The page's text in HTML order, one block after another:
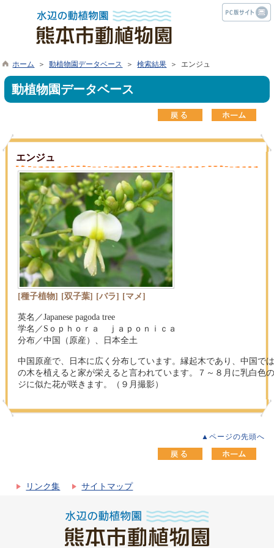
ホーム ＞動植物園データベース ＞検索結果 ＞ エンジュ
動植物園データベース
エンジュ
[種子植物] [双子葉] [バラ] [マメ]
英名／Japanese pagoda tree
学名／Sｏｐｈｏｒａ ｊａｐｏｎｉｃａ
分布／中国（原産）、日本全土
中国原産で、日本に広く分布しています。縁起木であり、中国で
の木を植えると家が栄えると言われています。７～８月に乳白色
ジに似た花が咲きます。（９月撮影）
▲ページの先頭へ
リンク集 サイトマップ